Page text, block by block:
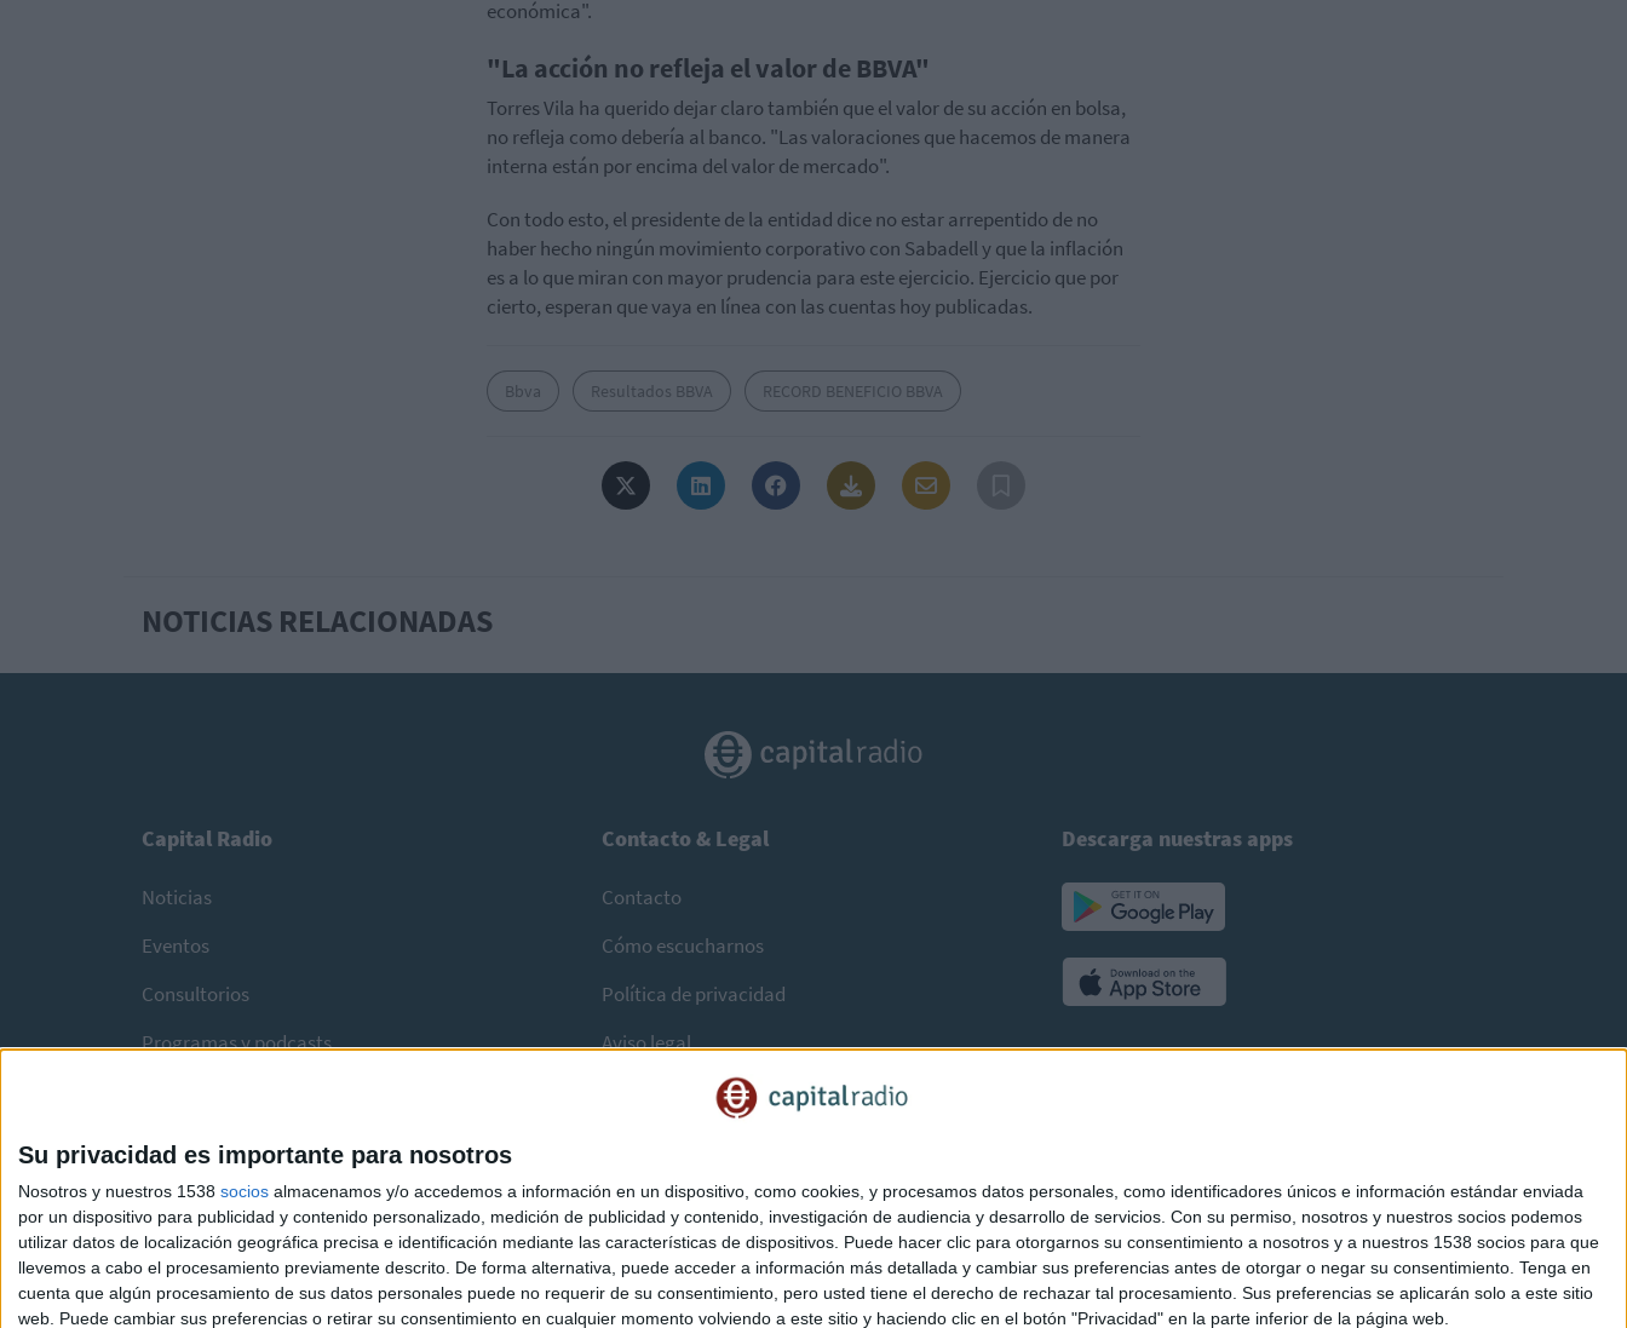
Su privacidad es importante para nosotros
Nosotros y nuestros 1538 socios almacenamos y/o accedemos a información en un dispositivo, como cookies, y procesamos datos personales, como identificadores únicos e información estándar enviada
por un dispositivo para publicidad y contenido personalizado, medición de publicidad y contenido, investigación de audiencia y desarrollo de servicios. Con su permiso, nosotros y nuestros socios podemos
utilizar datos de localización geográfica precisa e identificación mediante las características de dispositivos. Puede hacer clic para otorgarnos su consentimiento a nosotros y a nuestros 1538 socios para que
llevemos a cabo el procesamiento previamente descrito. De forma alternativa, puede acceder a información más detallada y cambiar sus preferencias antes de otorgar o negar su consentimiento. Tenga en
cuenta que algún procesamiento de sus datos personales puede no requerir de su consentimiento, pero usted tiene el derecho de rechazar tal procesamiento. Sus preferencias se aplicarán solo a este sitio
web. Puede cambiar sus preferencias o retirar su consentimiento en cualquier momento volviendo a este sitio y haciendo clic en el botón "Privacidad" en la parte inferior de la página web.
económica".
"La acción no refleja el valor de BBVA"
Torres Vila ha querido dejar claro también que el valor de su acción en bolsa,
no refleja como debería al banco. "Las valoraciones que hacemos de manera
interna están por encima del valor de mercado".
Con todo esto, el presidente de la entidad dice no estar arrepentido de no
haber hecho ningún movimiento corporativo con Sabadell y que la inflación
es a lo que miran con mayor prudencia para este ejercicio. Ejercicio que por
cierto, esperan que vaya en línea con las cuentas hoy publicadas.
Bbva Resultados BBVA RECORD BENEFICIO BBVA
NOTICIAS RELACIONADAS
Capital Radio
Noticias
Eventos
Consultorios
Programas y podcasts
Contacto & Legal
Contacto
Cómo escucharnos
Política de privacidad
Aviso legal
Descarga nuestras apps